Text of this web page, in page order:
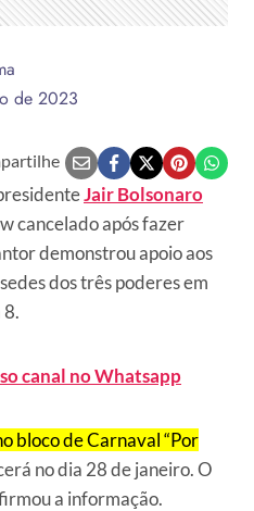
de 2023
Jair Bolsonaro
cancelado após fazer
demonstrou apoio aos
dos três poderes em
8.
canal no Whatsapp
bloco de Carnaval “Por
no dia 28 de janeiro. O
a informação.